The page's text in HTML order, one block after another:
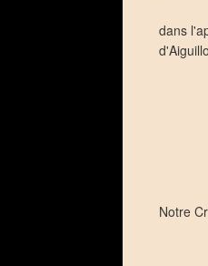
dans
Notre